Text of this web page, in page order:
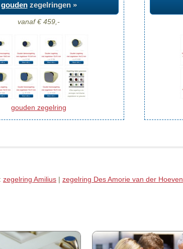
goudenzegelringen »
vanaf € 459,-
gouden zegelring
zegelring Amilius | zegelring Des Amorie van der Hoeven